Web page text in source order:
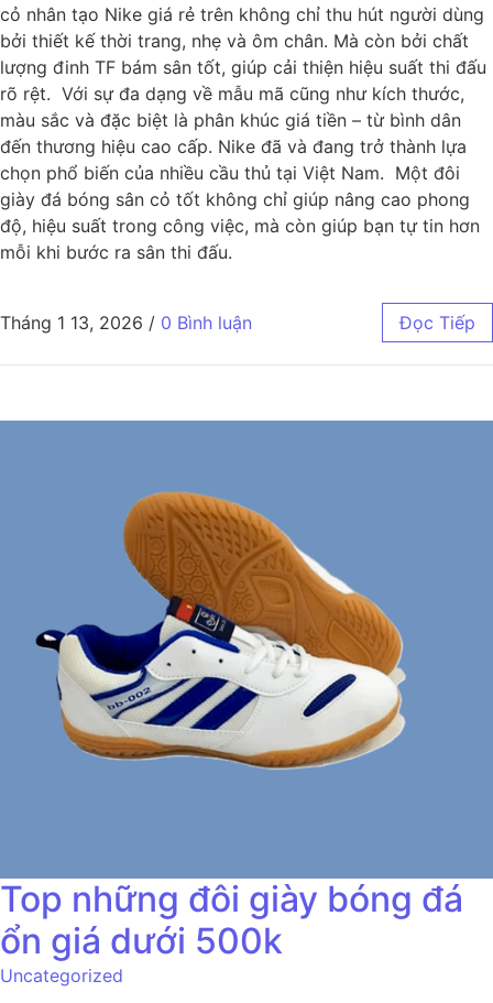
cỏ nhân tạo Nike giá rẻ trên không chỉ thu hút người dùng
bởi thiết kế thời trang, nhẹ và ôm chân. Mà còn bởi chất
lượng đinh TF bám sân tốt, giúp cải thiện hiệu suất thi đấu
rõ rệt. Với sự đa dạng về mẫu mã cũng như kích thước,
màu sắc và đặc biệt là phân khúc giá tiền – từ bình dân
đến thương hiệu cao cấp. Nike đã và đang trở thành lựa
chọn phổ biến của nhiều cầu thủ tại Việt Nam. Một đôi
giày đá bóng sân cỏ tốt không chỉ giúp nâng cao phong
độ, hiệu suất trong công việc, mà còn giúp bạn tự tin hơn
mỗi khi bước ra sân thi đấu.
Tháng 1 13, 2026 / 0 Bình luận Đọc Tiếp
Top những đôi giày bóng đá
ổn giá dưới 500k
Uncategorized